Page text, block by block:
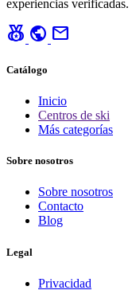
experiencias verificadas.
social_leaderboard public mail
Catálogo
Inicio
Centros de ski
Más categorías
Sobre nosotros
Sobre nosotros
Contacto
Blog
Legal
Privacidad